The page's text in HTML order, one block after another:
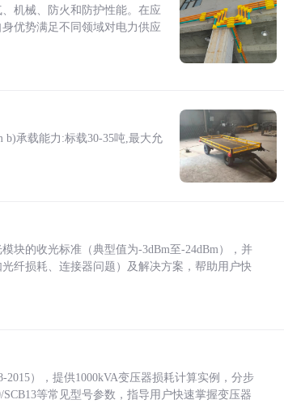
机械、防火和防护性能。在应
优势满足不同领域对电力供应
b)承载能力:标载30-35吨,最大允
块的收光标准（典型值为-3dBm至-24dBm），并
纤损耗、连接器问题）及解决方案，帮助用户快
），提供1000kVA变压器损耗计算实例，分步
等常见型号参数，指导用户快速掌握变压器